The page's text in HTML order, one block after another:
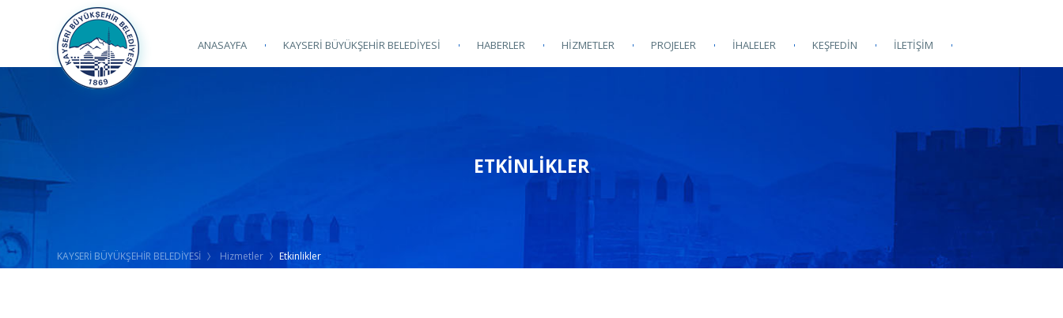
ANASAYFA KAYSERİ BÜYÜKŞEHİR BELEDİYESİ HABERLER HİZMETLER PROJELER İHALELER KEŞFEDİN İLETİŞİM
ETKINLIKLER
KAYSERİ BÜYÜKŞEHİR BELEDİYESİ Hizmetler Etkinlikler